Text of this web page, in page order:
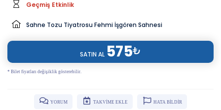
Geçmiş Etkinlik
Sahne Tozu Tiyatrosu Fehmi İşgören Sahnesi
SATIN AL 575₺
* Bilet fiyatları değişiklik gösterebilir.
YORUM TAKVİME EKLE HATA BİLDİR